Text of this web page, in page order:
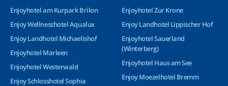
Enjoyhotel am Kurpark Brilon
Enjoy Wellnesshotel Aqualux
Enjoy Landhotel Michaelishof
Enjoyhotel Marleen
Enjoyhotel Westerwald
Enjoy Schlosshotel Sophia
Enjoyhotel Zur Krone
Enjoy Landhotel Lippischer Hof
Enjoyhotel Sauerland
(Winterberg)
Enjoyhotel Haus am See
Enjoy Moezelhotel Bremm